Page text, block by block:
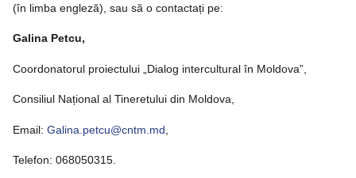
(în limba engleză), sau să o contactați pe:
Galina Petcu,
Coordonatorul proiectului „Dialog intercultural în Moldova”,
Consiliul Național al Tineretului din Moldova,
Email: Galina.petcu@cntm.md
Telefon: 068050315.